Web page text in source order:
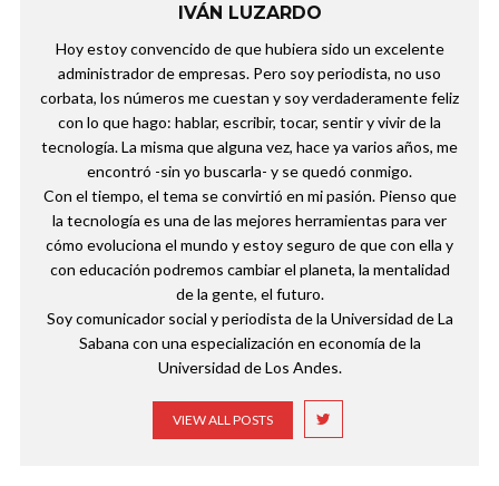
IVÁN LUZARDO
Hoy estoy convencido de que hubiera sido un excelente
administrador de empresas. Pero soy periodista, no uso
corbata, los números me cuestan y soy verdaderamente feliz
con lo que hago: hablar, escribir, tocar, sentir y vivir de la
tecnología. La misma que alguna vez, hace ya varios años, me
encontró -sin yo buscarla- y se quedó conmigo.
Con el tiempo, el tema se convirtió en mi pasión. Pienso que
la tecnología es una de las mejores herramientas para ver
cómo evoluciona el mundo y estoy seguro de que con ella y
con educación podremos cambiar el planeta, la mentalidad
de la gente, el futuro.
Soy comunicador social y periodista de la Universidad de La
Sabana con una especialización en economía de la
Universidad de Los Andes.
VIEW ALL POSTS